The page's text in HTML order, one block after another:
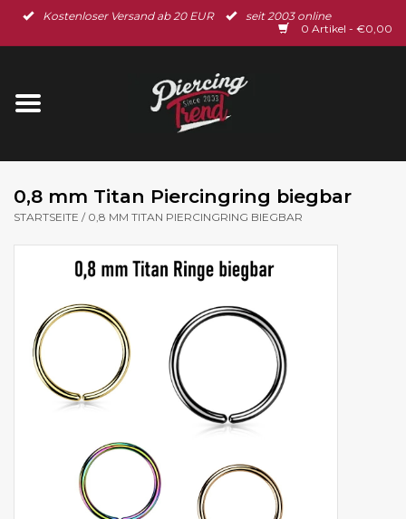
Kostenloser Versand ab 20 EUR
seit 2003 online
0 Artikel - €0,00
Startseite
Ohrschmuck
Gutscheine
% Sale %
BLOG
0,8 mm Titan Piercingring biegbar
STARTSEITE / 0,8 MM TITAN PIERCINGRING BIEGBAR